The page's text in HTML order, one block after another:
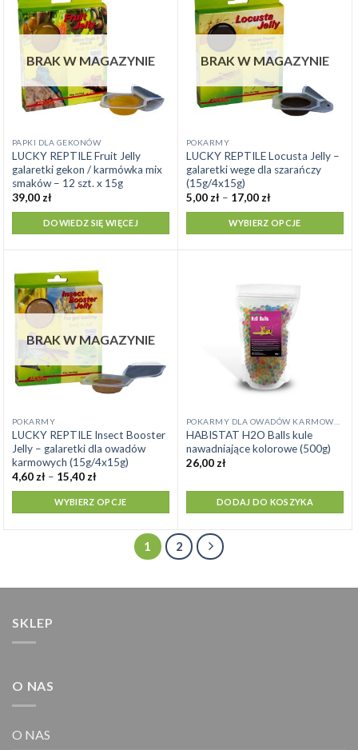
BRAK W MAGAZYNIE
PAPKI DLA GEKONÓW
LUCKY REPTILE Fruit Jelly
galaretki gekon / karmówka mix
smaków – 12 szt. x 15g
39,00 zł
DOWIEDZ SIĘ WIĘCEJ
BRAK W MAGAZYNIE
POKARMY
LUCKY REPTILE Locusta Jelly –
galaretki wege dla szarańczy
(15g/4x15g)
5,00 zł – 17,00 złZakres
od
5,00 zł
do
WYBIERZ OPCJE
Ten
produkt
ma
wiele
wariantów.
BRAK W MAGAZYNIE
POKARMY
LUCKY REPTILE Insect Booster
Jelly – galaretki dla owadów
karmowych (15g/4x15g)
4,60zł – 15,40złZakres
od
4,60 zł
do
WYBIERZ OPCJE
Ten
produkt
ma
wiele
wariantów.
produktu
HABISTAT H2O Balls kule
nawadniające kolorowe (500g)
26,00zł
DODAJ DO KOSZYKA
1 2
SKLEP
O NAS
O NAS